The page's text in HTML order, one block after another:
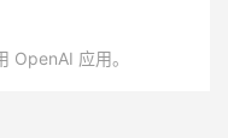
OpenAI 应用。